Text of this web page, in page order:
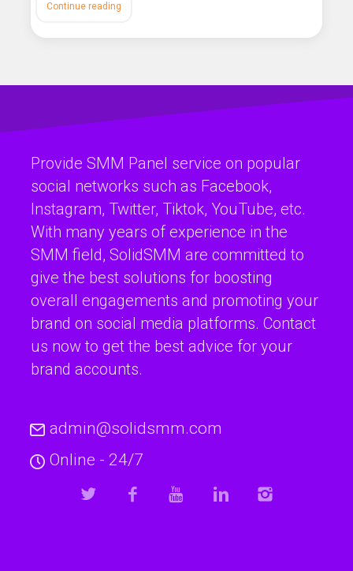
Continue reading
Provide SMM Panel service on popular
social networks such as Facebook,
Instagram, Twitter, Tiktok, YouTube, etc.
With many years of experience in the
SMM field, SolidSMM are committed to
give the best solutions for boosting
overall engagements and promoting your
brand on social media platforms. Contact
us now to get the best advice for your
brand accounts.
admin@solidsmm.com
Online - 24/7